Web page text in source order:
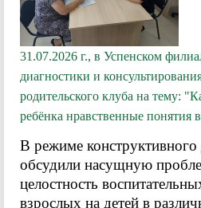
31.07.2026 г., в Успенском
диагностики и
родительского клуба на тему:
ребёнка нравственные понятия
В режиме конструктивного
обсудили насущную
целостность
взрослых на детей в